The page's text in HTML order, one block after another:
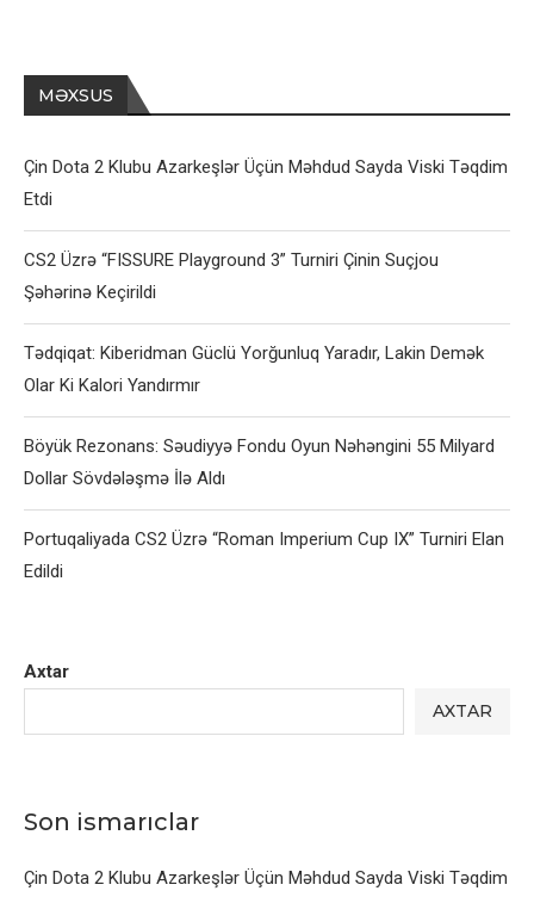
Axtar
AXTAR
Son ismarıclar
Çin Dota 2 Klubu Azarkeşlər Üçün Məhdud Sayda Viski Təqdim
MƏXSUS
Çin Dota 2 Klubu Azarkeşlər Üçün Məhdud Sayda Viski Təqdim
Etdi
CS2 Üzrə “FISSURE Playground 3” Turniri Çinin Suçjou
Şəhərinə Keçirildi
Tədqiqat: Kiberidman Güclü Yorğunluq Yaradır, Lakin Demək
Olar Ki Kalori Yandırmır
Böyük Rezonans: Səudiyyə Fondu Oyun Nəhəngini 55 Milyard
Dollar Sövdələşmə İlə Aldı
Portuqaliyada CS2 Üzrə “Roman Imperium Cup IX” Turniri Elan
Edildi